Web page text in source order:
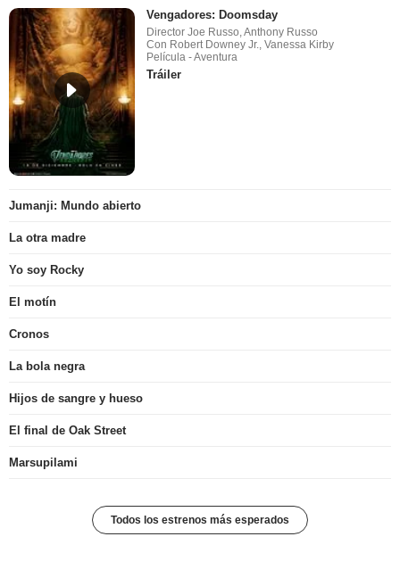
Vengadores: Doomsday
Director Joe Russo, Anthony Russo
Con Robert Downey Jr., Vanessa Kirby
Película - Aventura
Tráiler
Jumanji: Mundo abierto
La otra madre
Yo soy Rocky
El motín
Cronos
La bola negra
Hijos de sangre y hueso
El final de Oak Street
Marsupilami
Todos los estrenos más esperados